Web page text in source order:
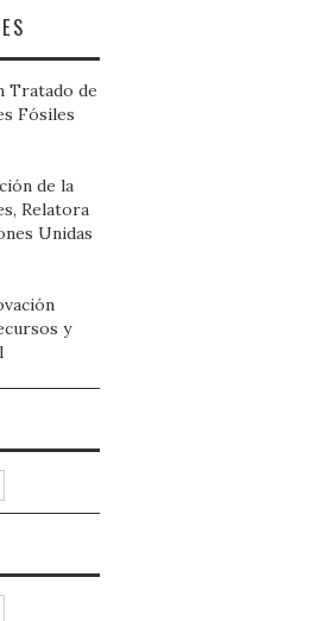
Tratado de
Fósiles
de la
Relatora
Unidas
y